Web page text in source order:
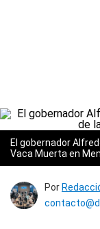
El gobernador
Vaca Muerta en
Por